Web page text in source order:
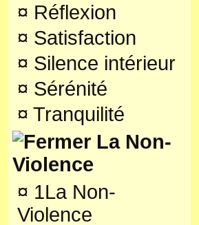
¤ Réflexion
¤ Satisfaction
¤ Silence intérieur
¤ Sérénité
¤ Tranquilité
La Non-
Violence
¤ 1La Non-
Violence